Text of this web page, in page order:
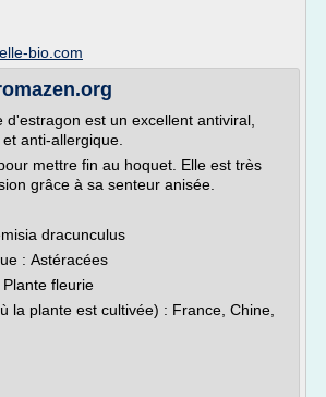
bio.com
d'estragon est un excellent antiviral,
anti-allergique.
mettre fin au hoquet. Elle est très
grâce à sa senteur anisée.
dracunculus
: Astéracées
fleurie
la plante est cultivée) : France, Chine,